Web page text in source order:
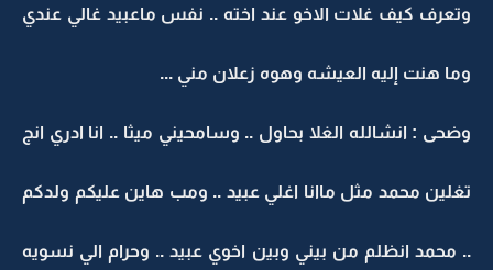
وتعرف كيف غلات الاخو عند اخته .. نفس ماعبيد غالي عندي
وما هنت إليه العيشه وهوه زعلان مني ...
وضحى : انشالله الغلا بحاول .. وسامحيني ميثا .. انا ادري انج
تغلين محمد مثل ماانا اغلي عبيد .. ومب هاين عليكم ولدكم
.. محمد انظلم من بيني وبين اخوي عبيد .. وحرام الي نسويه